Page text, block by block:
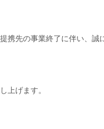
携先の事業終了に伴い、誠
上げます。